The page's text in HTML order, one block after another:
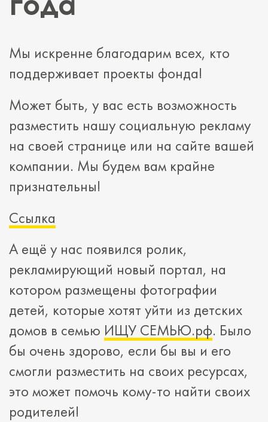
Мы искренне благодарим всех, кто
поддерживает проекты фонда!
Может быть, у вас есть возможность
разместить нашу социальную рекламу
на своей странице или на сайте вашей
компании. Мы будем вам крайне
признательны!
Ссылка
А ещё у нас появился ролик,
рекламирующий новый портал, на
котором размещены фотографии
детей, которые хотят уйти из детских
домов в семью ИЩУ СЕМЬЮ.рф. Было
бы очень здорово, если бы вы и его
смогли разместить на своих ресурсах,
это может помочь кому-то найти своих
родителей!